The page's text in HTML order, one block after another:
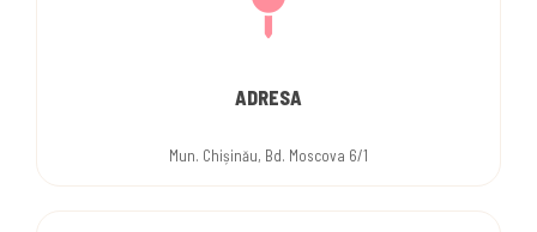
ADRESA
Mun. Chișinău, Bd. Moscova 6/1